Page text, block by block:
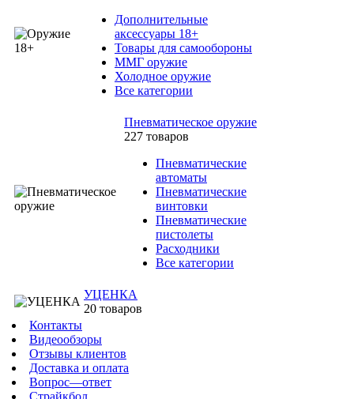
Дополнительные
аксессуары 18+
Товары для самообороны
ММГ оружие
Холодное оружие
Все категории
Пневматическое оружие
227 товаров
Пневматические
автоматы
Пневматические
винтовки
Пневматические
пистолеты
Расходники
Все категории
УЦЕНКА
20 товаров
Контакты
Видеообзоры
Отзывы клиентов
Доставка и оплата
Вопрос—ответ
Страйкбол